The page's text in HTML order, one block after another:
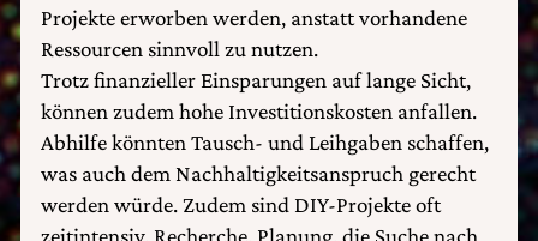
Projekte erworben werden, anstatt vorhandene
Ressourcen sinnvoll zu nutzen.
Trotz finanzieller Einsparungen auf lange Sicht,
können zudem hohe Investitionskosten anfallen.
Abhilfe könnten Tausch- und Leihgaben schaffen,
was auch dem Nachhaltigkeitsanspruch gerecht
werden würde. Zudem sind DIY-Projekte oft
zeitintensiv. Recherche, Planung, die Suche nach